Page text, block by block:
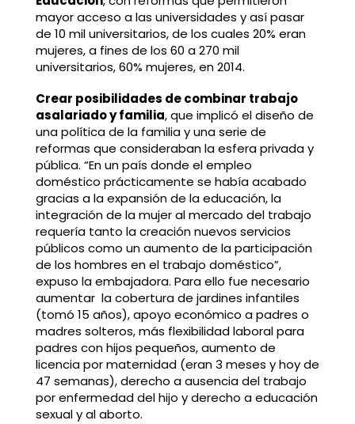
mayor acceso a las universidades y así pasar
de 10 mil universitarios, de los cuales 20% eran
mujeres, a fines de los 60 a 270 mil
universitarios, 60% mujeres, en 2014.
Crear posibilidades de combinar trabajo
asalariado y familia, que implicó el diseño de
una política de la familia y una serie de
reformas que consideraban la esfera privada y
pública. “En un país donde el empleo
doméstico prácticamente se había acabado
gracias a la expansión de la educación, la
integración de la mujer al mercado del trabajo
requería tanto la creación nuevos servicios
públicos como un aumento de la participación
de los hombres en el trabajo doméstico”,
expuso la embajadora. Para ello fue necesario
aumentar la cobertura de jardines infantiles
(tomó 15 años), apoyo económico a padres o
madres solteros, más flexibilidad laboral para
padres con hijos pequeños, aumento de
licencia por maternidad (eran 3 meses y hoy de
47 semanas), derecho a ausencia del trabajo
por enfermedad del hijo y derecho a educación
sexual y al aborto.